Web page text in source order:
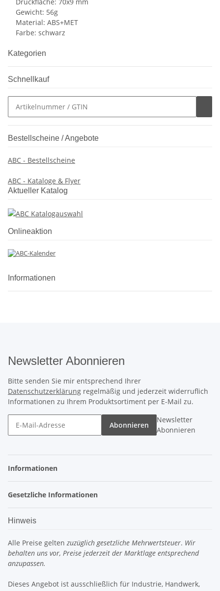
Gewicht: 56g
Material: ABS+MET
Farbe: schwarz
Kategorien
Schnellkauf
Bestellscheine / Angebote
ABC - Bestellscheine
ABC - Kataloge & Flyer
Aktueller Katalog
Onlineaktion
Informationen
Newsletter Abonnieren
Bitte senden Sie mir entsprechend Ihrer
Datenschutzerklärung regelmäßig und jederzeit widerruflich
Informationen zu Ihrem Produktsortiment per E-Mail zu.
Abonnieren
Newsletter
Abonnieren
Informationen
Gesetzliche Informationen
Hinweis
Alle Preise gelten zuzüglich gesetzliche Mehrwertsteuer. Wir
behalten uns vor, Preise jederzeit der Marktlage entsprechend
anzupassen.
Dieses Angebot ist ausschließlich für Industrie, Handwerk,